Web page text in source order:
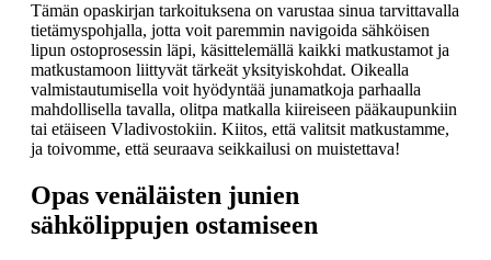
Tämän opaskirjan tarkoituksena on varustaa sinua tarvittavalla
tietämyspohjalla, jotta voit paremmin navigoida sähköisen
lipun ostoprosessin läpi, käsittelemällä kaikki matkustamot ja
matkustamoon liittyvät tärkeät yksityiskohdat. Oikealla
valmistautumisella voit hyödyntää junamatkoja parhaalla
mahdollisella tavalla, olitpa matkalla kiireiseen pääkaupunkiin
tai etäiseen Vladivostokiin. Kiitos, että valitsit matkustamme,
ja toivomme, että seuraava seikkailusi on muistettava!
Opas venäläisten junien
sähkölippujen ostamiseen